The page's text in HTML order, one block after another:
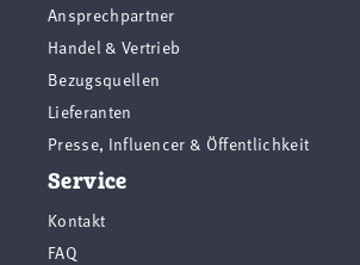
Ansprechpartner
Handel & Vertrieb
Bezugsquellen
Lieferanten
Presse, Influencer & Öffentlichkeit
Service
Kontakt
FAQ